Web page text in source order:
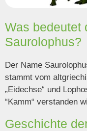
Was bedeutet
Saurolophus?
Der Name
stammt vom
„Eidechse“ und
“Kamm“ verstanden
Geschichte